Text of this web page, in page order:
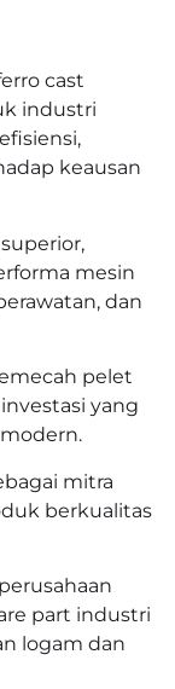
cast
industri
keausan
mesin
dan
pelet
yang
mitra
berkualitas
part industri
logam dan